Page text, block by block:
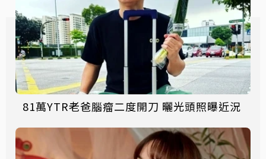
81萬YTR老爸腦瘤二度開刀 曬光頭照曝近況